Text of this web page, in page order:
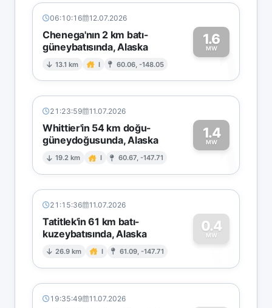
06:10:16 12.07.2026
Chenega'nın 2 km batı-
güneybatısında, Alaska
13.1 km I 60.06, -148.05
1.6
MW1
21:23:59 11.07.2026
Whittier'in 54 km doğu-
güneydoğusunda, Alaska
19.2 km I 60.67, -147.71
1.4
MW1
21:15:36 11.07.2026
Tatitlek'in 61 km batı-
kuzeybatısında, Alaska
26.9 km I 61.09, -147.71
0.4
MW
0
19:35:49 11.07.2026